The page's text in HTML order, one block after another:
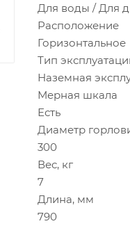
Для воды / Для
Расположение
Горизонтальное
Тип
Наземная
Мерная шкала
Есть
Диаметр
300
Вес, кг
7
Длина, мм
790